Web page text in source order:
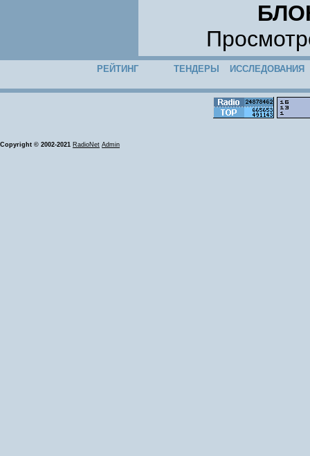
РЕЙТИНГ ТЕНДЕРЫ ИССЛЕДОВАНИЯ
Copyright © 2002-2021 RadioNet Admin